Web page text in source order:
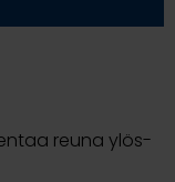
reuna ylös-